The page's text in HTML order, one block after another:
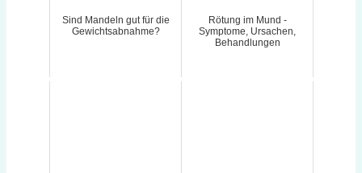
Sind Mandeln gut für die
Gewichtsabnahme?
Rötung im Mund -
Symptome, Ursachen,
Behandlungen